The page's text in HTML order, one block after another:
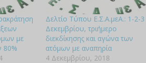
με
80%
Δελτίο Τύπου Ε.Σ.Α.μεΑ.: 1-2-3
Δεκεμβρίου, τριήμερο
διεκδίκησης και αγώνα των
ατόμων με αναπηρία
4 Δεκεμβρίου, 2018